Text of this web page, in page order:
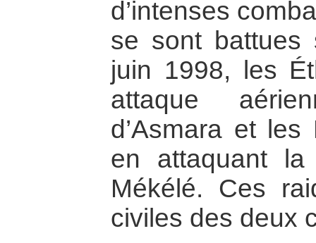
d’intenses
se sont
juin 1998, les
attaque
d’Asmara et les
en attaquant
Mékélé. Ces
civiles des deux